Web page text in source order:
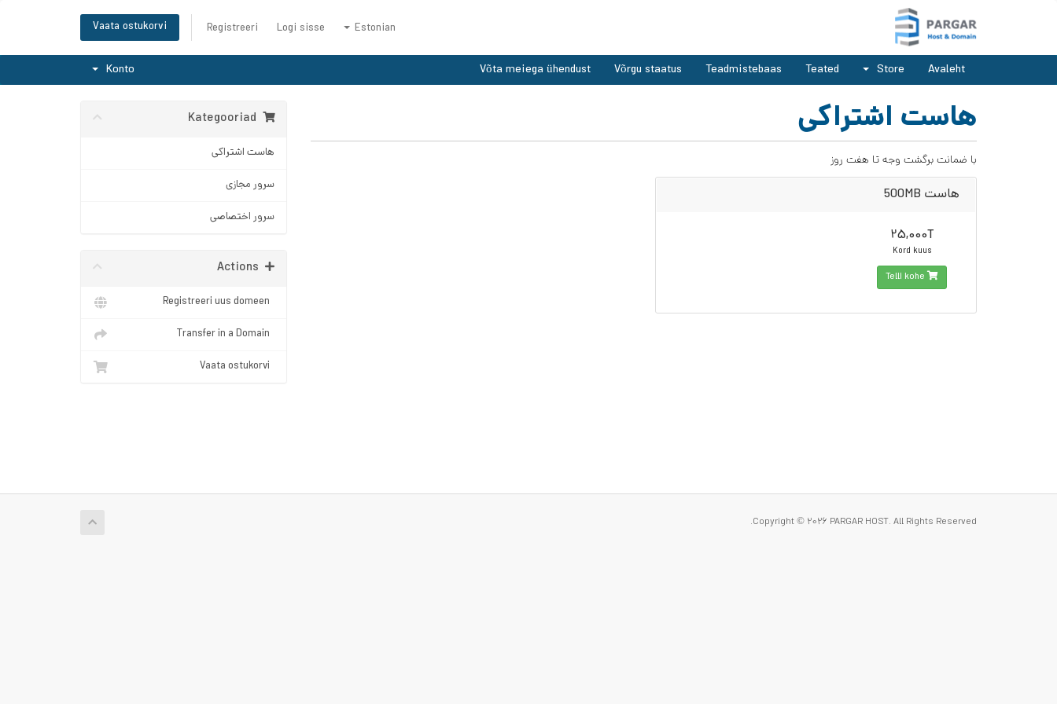
Estonian
Logi sisse
Registreeri
Vaata ostukorvi
Avaleht
Store
Teated
Teadmistebaas
Võrgu staatus
Võta meiega ühendust
Konto
هاست اشتراکی
سرور مجازی
سرور اختصاصی
هاست اشتراکی
با ضمانت برگشت وجه تا هفت روز
هاست 500MB
25,000T
Kord kuus
Copyright © 2026 PARGAR HOST. All Rights Reserved.